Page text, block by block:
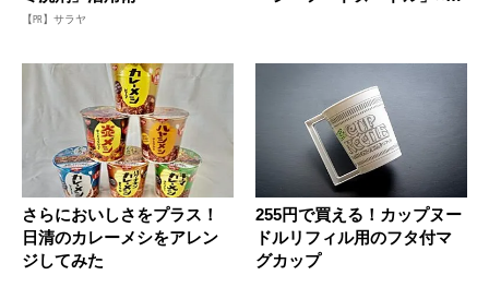
【PR】サラヤ
さらにおいしさをプラス！
日清のカレーメシをアレン
ジしてみた
255円で買える！カップヌー
ドルリフィル用のフタ付マ
グカップ